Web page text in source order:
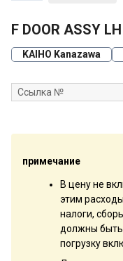
F DOOR ASSY
KAIHO Kanazawa
Ссылка №
примечание
В цену не
этим
налоги,
должны быть
погрузку